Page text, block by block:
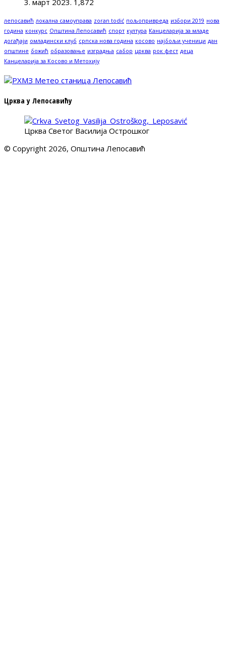
3. март 2023. 1,872
лепосавић локална самоуправа zoran todić пољопривреда избори 2019 нова
година конкурс Општина Лепосавић спорт култура Канцеларија за младе
догађаји омладински клуб српска нова година косово најбољи ученици дан
општине божић образовање изградња сабор црква рок фест деца
Канцеларија за Косово и Метохију
Црква у Лепосавићу
Црква Светог Василија Острошког
© Copyright 2026, Општина Лепосавић